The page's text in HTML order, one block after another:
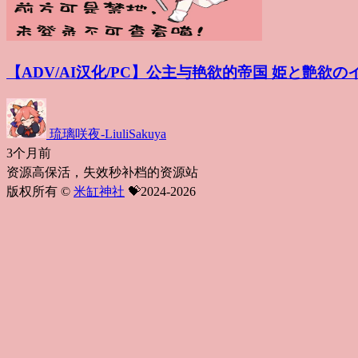
【ADV/AI汉化/PC】公主与艳欲的帝国 姫と艶欲の
琉璃咲夜-LiuliSakuya
3个月前
资源高保活，失效秒补档的资源站
版权所有 © 米缸神社 💝2024-2026